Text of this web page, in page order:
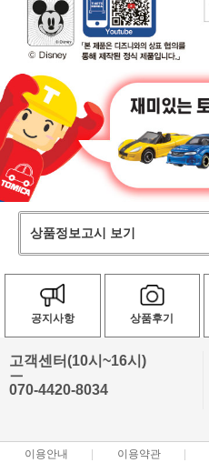
상품정보고시 보기
공지사항 상품후기
고객센터(10시~16시)
ㅡ
070-4420-8034
이용안내 이용약관